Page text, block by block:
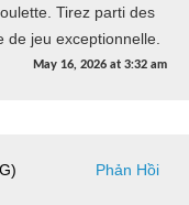
Tirez parti des
jeu exceptionnelle.
May 16, 2026 at 3:32 am
Phản Hồi